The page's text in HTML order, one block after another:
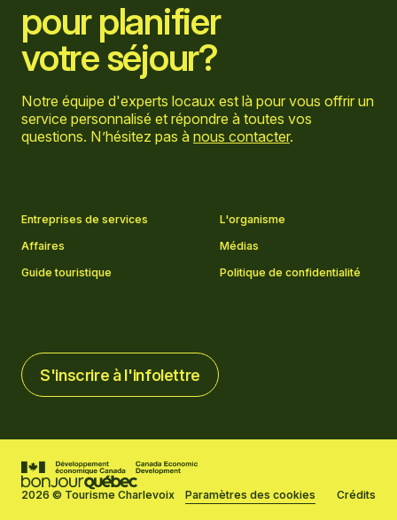
pour planifier
votre séjour?
Notre équipe d'experts locaux est là pour vous offrir un
service personnalisé et répondre à toutes vos
questions. N’hésitez pas à nous contacter.
Entreprises de services
L'organisme
Affaires
Médias
Guide touristique
Politique de confidentialité
S'inscrire à l'infolettre
S'inscrire à l'infolettre
2026 © Tourisme Charlevoix Paramètres des cookies Crédits